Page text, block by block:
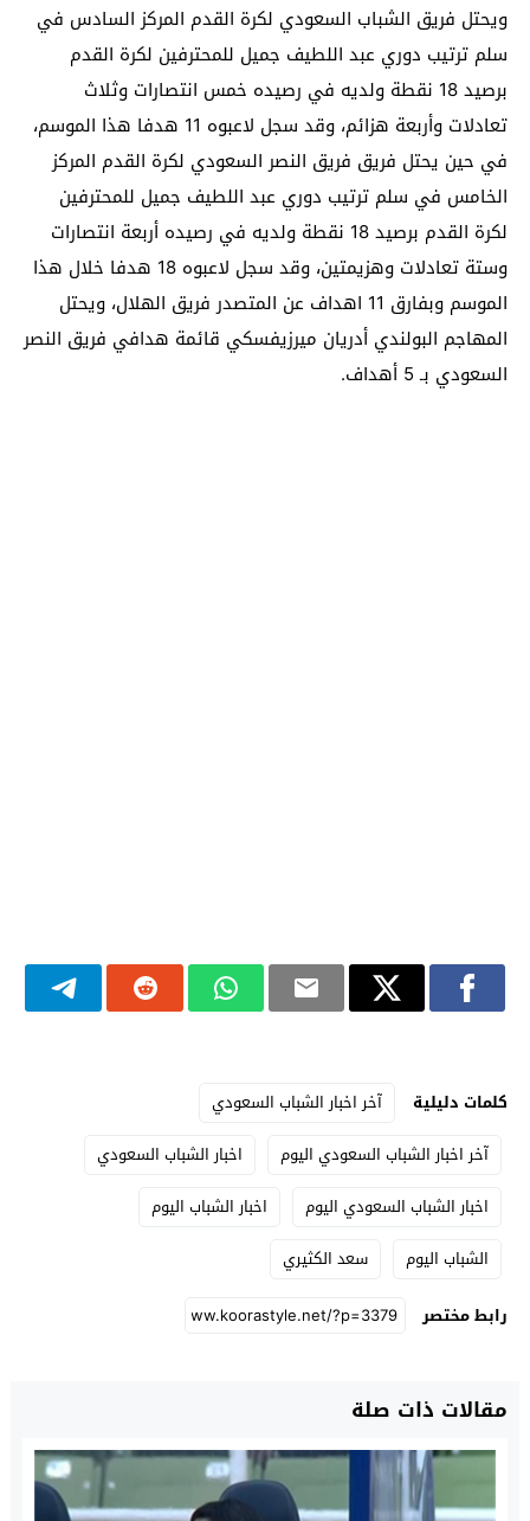
ويحتل فريق الشباب السعودي لكرة القدم المركز السادس في
سلم ترتيب دوري عبد اللطيف جميل للمحترفين لكرة القدم
برصيد 18 نقطة ولديه في رصيده خمس انتصارات وثلاث
تعادلات وأربعة هزائم، وقد سجل لاعبوه 11 هدفا هذا الموسم،
في حين يحتل فريق فريق النصر السعودي لكرة القدم المركز
الخامس في سلم ترتيب دوري عبد اللطيف جميل للمحترفين
لكرة القدم برصيد 18 نقطة ولديه في رصيده أربعة انتصارات
وستة تعادلات وهزيمتين، وقد سجل لاعبوه 18 هدفا خلال هذا
الموسم وبفارق 11 اهداف عن المتصدر فريق الهلال، ويحتل
المهاجم البولندي أدريان ميرزيفسكي قائمة هدافي فريق النصر
السعودي بـ 5 أهداف.
كلمات دليلية
آخر اخبار الشباب السعودي
آخر اخبار الشباب السعودي اليوم
اخبار الشباب السعودي
اخبار الشباب السعودي اليوم
اخبار الشباب اليوم
الشباب اليوم
سعد الكثيري
رابط مختصر
مقالات ذات صلة